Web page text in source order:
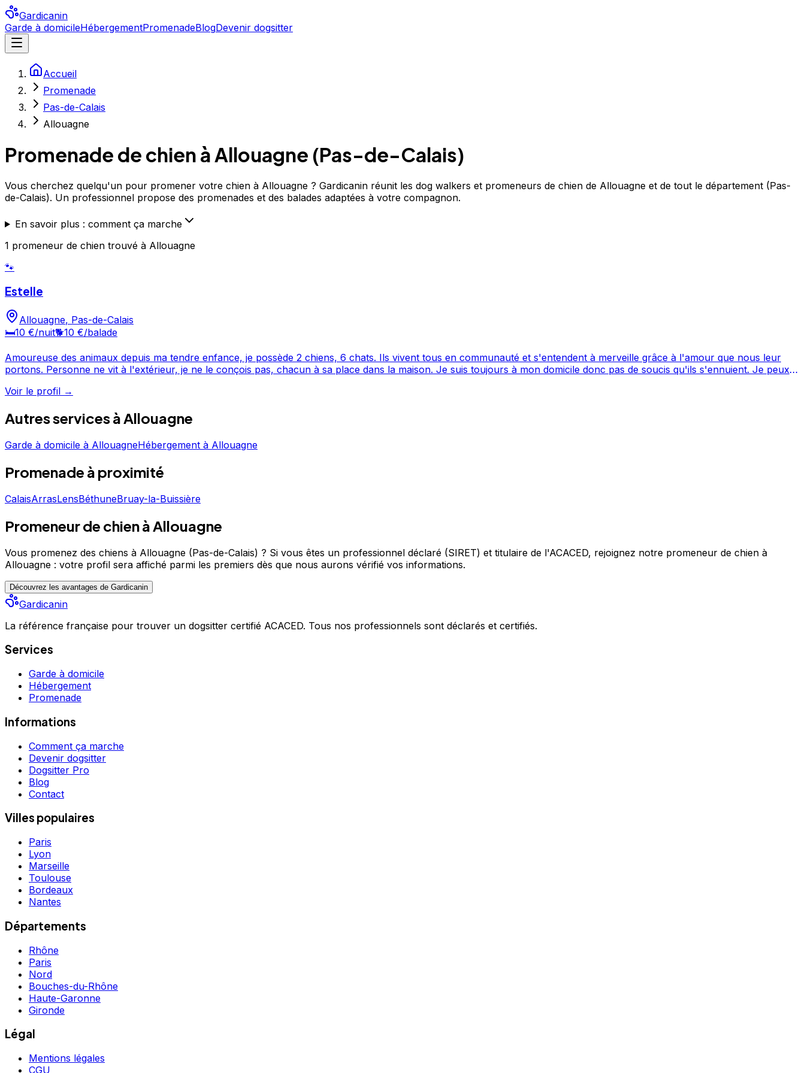
Gardicanin
Garde à domicileHébergementPromenadeBlogDevenir dogsitter
Accueil
Promenade
Pas-de-Calais
Allouagne
Promenade de chien àAllouagne (Pas-de-Calais)
Vous cherchez quelqu'un pour promener votre chien à Allouagne ? Gardicanin réunit les dog walkers et promeneurs de chien de Allouagne et de tout le département (Pas-
de-Calais). Un professionnel propose des promenades et des balades adaptées à votre compagnon.
En savoir plus : comment ça marche
1 promeneur de chien trouvé à Allouagne
🐾
Estelle
Allouagne, Pas-de-Calais
🛏️10 €/nuit🐕10 €/balade
Amoureuse des animaux depuis ma tendre enfance, je possède 2 chiens, 6 chats. Ils vivent tous en communauté et s'entendent à merveille grâce à l'amour que nous leur
portons. Personne ne vit à l'extérieur, je ne le conçois pas, chacun à sa place dans la maison. Je suis toujours à mon domicile donc pas de soucis qu'ils s'ennuient. Je peux
Voir le profil →
Autres services àAllouagne
Garde à domicile à AllouagneHébergement à Allouagne
Promenade à proximité
CalaisArrasLensBéthuneBruay-la-Buissière
Promeneur de chien à Allouagne
Vous promenez des chiens à Allouagne (Pas-de-Calais) ? Si vous êtes un professionnel déclaré (SIRET) et titulaire de l'ACACED, rejoignez notre promeneur de chien à
Allouagne : votre profil sera affiché parmi les premiers dès que nous aurons vérifié vos informations.
Découvrez les avantages de Gardicanin
Gardicanin
La référence française pour trouver un dogsitter certifié ACACED. Tous nos professionnels sont déclarés et certifiés.
Services
Garde à domicile
Hébergement
Promenade
Informations
Comment ça marche
Devenir dogsitter
Dogsitter Pro
Blog
Contact
Villes populaires
Paris
Lyon
Marseille
Toulouse
Bordeaux
Nantes
Départements
Rhône
Paris
Nord
Bouches-du-Rhône
Haute-Garonne
Gironde
Légal
Mentions légales
CGU